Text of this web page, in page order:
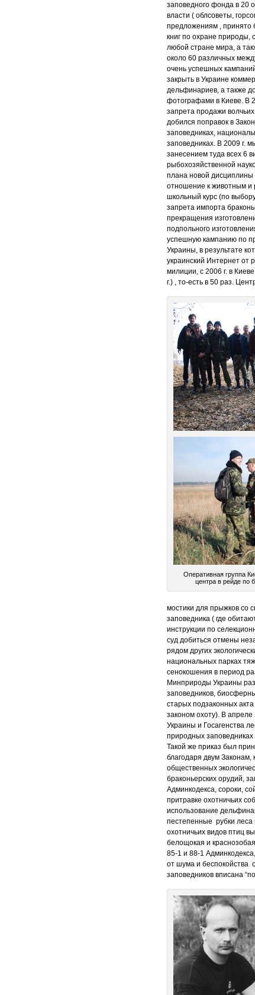
заповедного фонда в 20
власти ( облсоветы,
предложениям , принято
книг по охране природы,
любой стране мира, а
около 60 различных
очень успешных
закрыть в Украине
дельфинариев, а также
фотографами в Киеве. В
запрета продажи
добился поправок в
заповедниках,
заповедниках. В 2009 г.
занесением туда всех 6
рыбохозяйственной
плана новой дисциплины
отношение к животным и
школьный курс (по
запрета импорта
прекращения
подпольного
успешную кампанию по
Украины, в результате
украинский Интернет от
милиции, с 2006 г. в
г.) , то-есть в 50 раз.
Оперативная группа
центра в рейде по
мостики для прыжков со
заповедника ( где
инструкции по
суд добиться отмены
рядом других
национальных парках
сенокошения в период
Минприроды Украины
заповедников,
старых подзаконных
законом охоту). В
Украины и Госагенства
природных
Такой же приказ был
благодаря двум
общественных
браконьерских орудий,
Админкодекса, сороки,
притравке охотничьих
использование
пестепенные рубки
охотничьих видов птиц
белощокая и
85-1 и 88-1
от шума и беспокойства
заповедников вписана